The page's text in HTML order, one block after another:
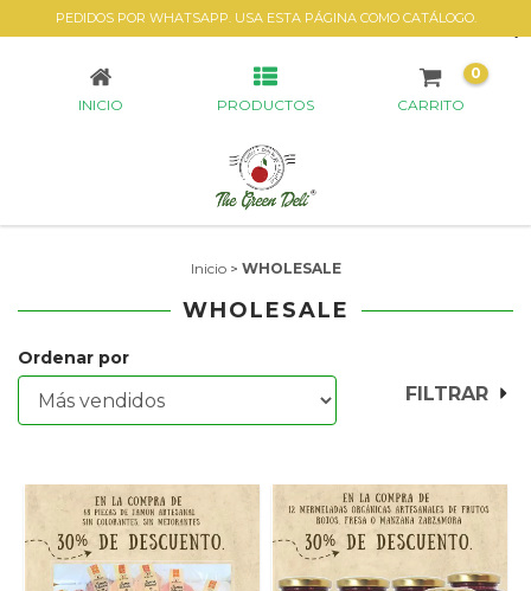
PEDIDOS POR WHATSAPP. USA ESTA PÁGINA COMO CATÁLOGO.
WHOLESALE
INICIO PRODUCTOS CARRITO
0
Inicio > WHOLESALE
WHOLESALE
Ordenar por
FILTRAR